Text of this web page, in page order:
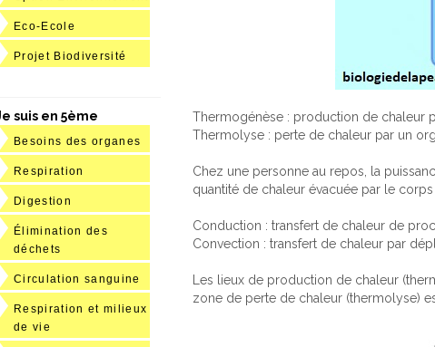
Thermogénèse : production de chaleur
Thermolyse : perte de chaleur par un
Chez une personne au repos, la
quantité de chaleur évacuée par le
Conduction : transfert de chaleur de
Convection : transfert de chaleur par
Les lieux de production de chaleur
zone de perte de chaleur (thermolyse)
Eco-Ecole
Projet Biodiversité
suis en 5ème
Besoins des organes
Respiration
Digestion
Élimination des
déchets
Circulation sanguine
Respiration et milieux
de vie